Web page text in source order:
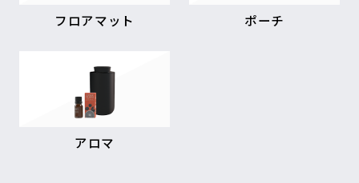
フロアマット ポーチ
アロマ